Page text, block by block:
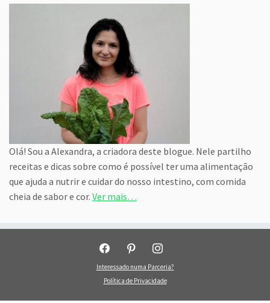
Olá! Sou a Alexandra, a criadora deste blogue. Nele partilho
receitas e dicas sobre como é possível ter uma alimentação
que ajuda a nutrir e cuidar do nosso intestino, com comida
cheia de sabor e cor. Ver mais…
facebook pinterest instagram
Interessado numa Parceria?
Política de Privacidade